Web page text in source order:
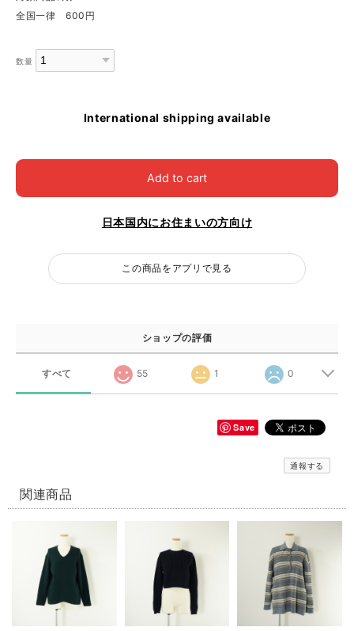
全国一律 600円
数量
International shipping available
Add to cart
日本国内にお住まいの方向け
この商品をアプリで見る
ショップの評価
すべて 55 1 0
Save
通報する
関連商品